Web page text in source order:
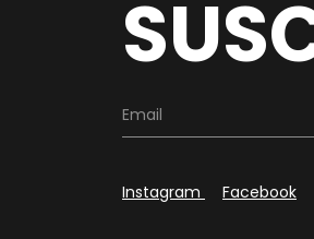
Instagram Facebook